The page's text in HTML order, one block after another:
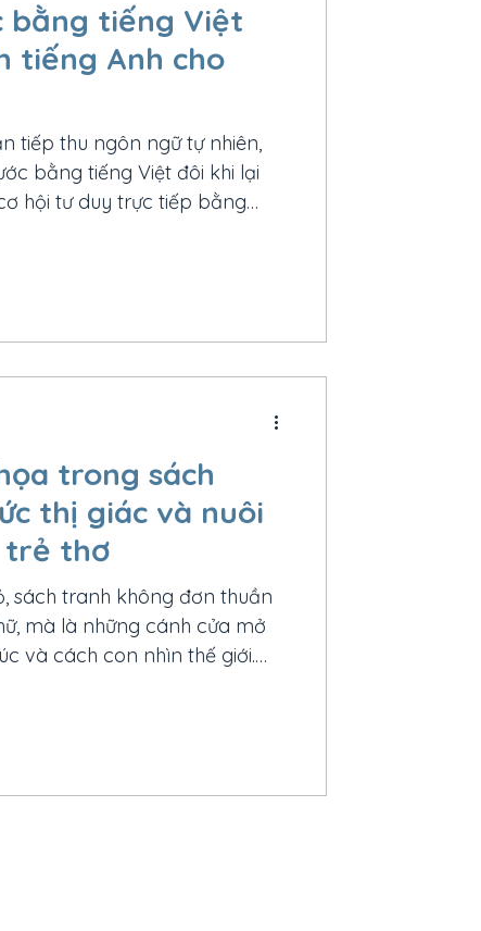
bằng tiếng Việt
tiếng Anh cho
tiếp thu ngôn ngữ tự nhiên,
bằng tiếng Việt đôi khi lại
hội tư duy trực tiếp bằng
trong sách
thị giác và nuôi
trẻ thơ
sách tranh không đơn thuần
mà là những cánh cửa mở
và cách con nhìn thế giới.
thẩm mỹ, cảm xúc và khả